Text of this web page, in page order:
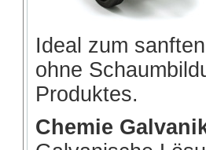
Ideal zum
ohne
Produktes.
Chemie